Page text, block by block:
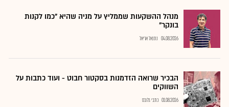
מנהל ההשקעות שממליץ על מניה שהיא "כמו לקנות
בונקר"
04.08.2026 נתנאל אריאל
הבכיר שרואה הזדמנות בסקטור חבוט - ועוד כתבות על
השווקים
01.08.2026 כתבי גלובס